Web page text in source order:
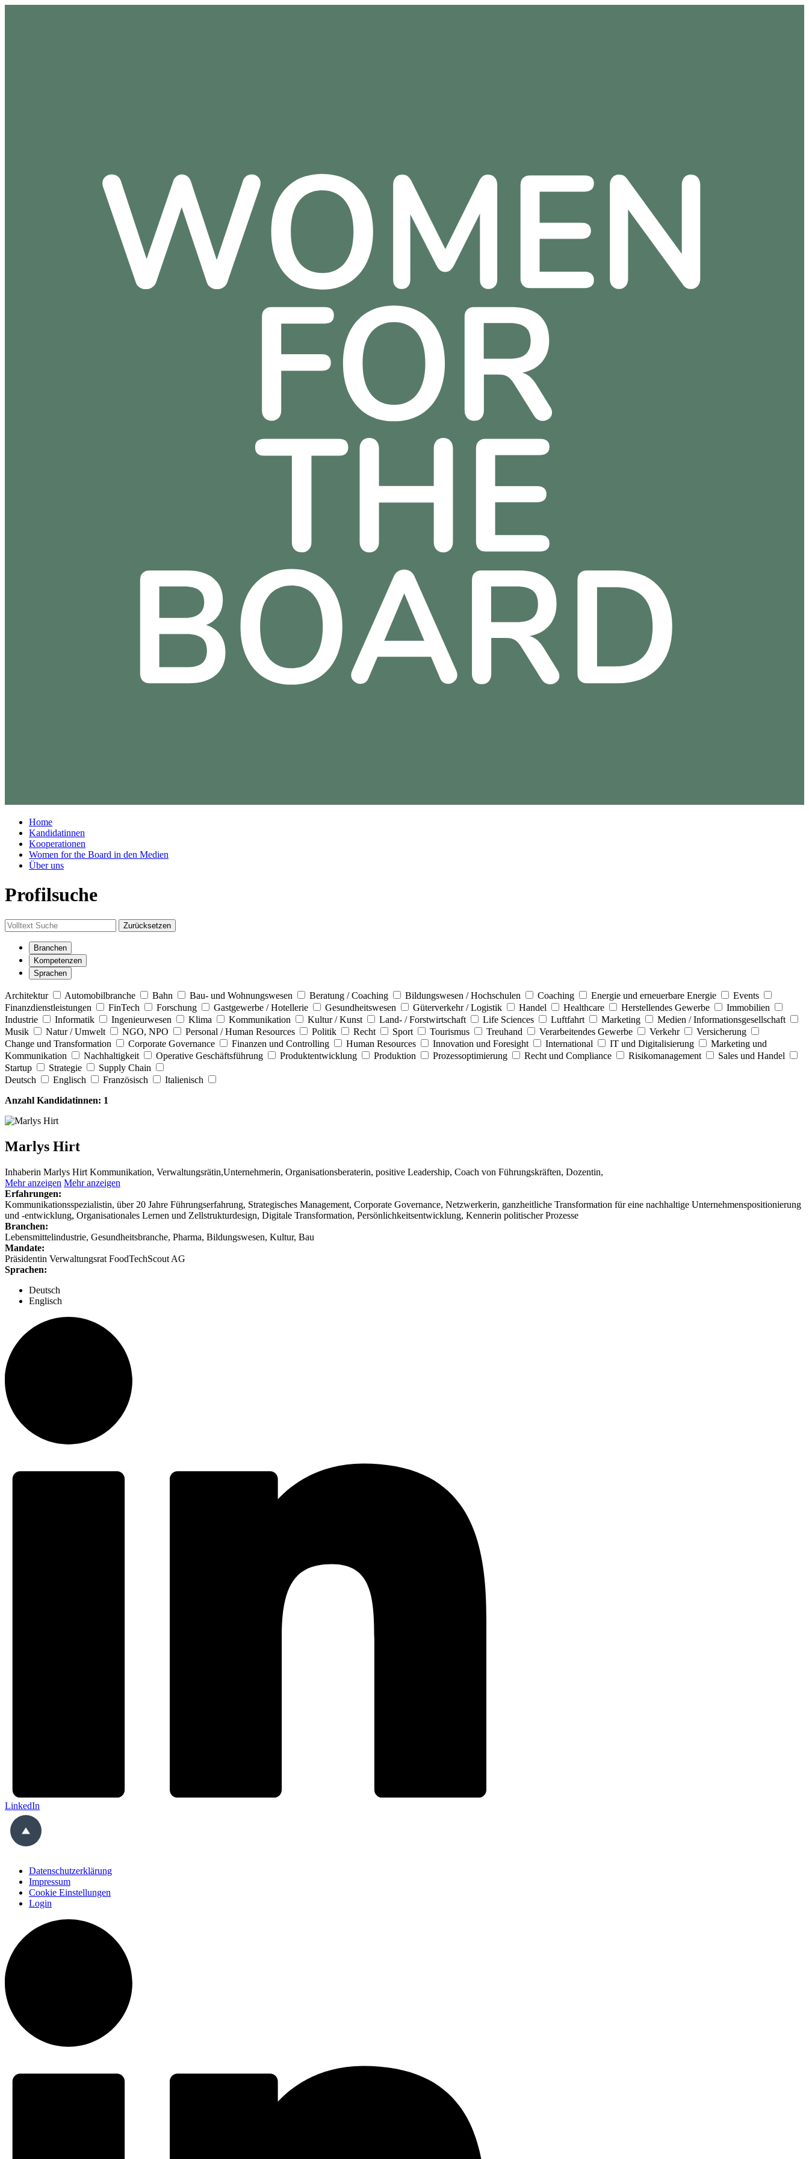
Home
Kandidatinnen
Kooperationen
Women for the Board in den Medien
Über uns
Profilsuche
Zurücksetzen
Branchen
Kompetenzen
Sprachen
Architektur Automobilbranche Bahn Bau- und Wohnungswesen Beratung / Coaching Bildungswesen / Hochschulen Coaching Energie und erneuerbare Energie
Events
Finanzdienstleistungen
FinTech Forschung Gastgewerbe / Hotellerie Gesundheitswesen Güterverkehr / Logistik Handel Healthcare Herstellendes Gewerbe
Immobilien
Industrie
Informatik Ingenieurwesen Klima Kommunikation Kultur / Kunst Land- / Forstwirtschaft Life Sciences Luftfahrt Marketing
Medien / Informationsgesellschaft
Musik
Natur / Umwelt NGO, NPO Personal / Human Resources Politik Recht Sport Tourismus Treuhand Verarbeitendes Gewerbe Verkehr
Versicherung
Change und Transformation
Corporate Governance Finanzen und Controlling Human Resources Innovation und Foresight International IT und Digitalisierung
Marketing und
Kommunikation
Nachhaltigkeit Operative Geschäftsführung Produktentwicklung Produktion Prozessoptimierung Recht und Compliance Risikomanagement
Sales und Handel
Startup
Strategie
Supply Chain
Deutsch
Englisch Französisch
Italienisch
Anzahl Kandidatinnen: 1
Marlys Hirt
Inhaberin Marlys Hirt Kommunikation, Verwaltungsrätin,Unternehmerin, Organisationsberaterin, positive Leadership, Coach von Führungskräften, Dozentin,
Mehr anzeigen Mehr anzeigen
Erfahrungen:
Kommunikationsspezialistin, über 20 Jahre Führungserfahrung, Strategisches Management, Corporate Governance, Netzwerkerin, ganzheitliche Transformation für eine nachhaltige Unternehmenspositionierung
und -entwicklung, Organisationales Lernen und Zellstrukturdesign, Digitale Transformation, Persönlichkeitsentwicklung, Kennerin politischer Prozesse
Branchen:
Lebensmittelindustrie, Gesundheitsbranche, Pharma, Bildungswesen, Kultur, Bau
Mandate:
Präsidentin Verwaltungsrat FoodTechScout AG
Sprachen:
Deutsch
Englisch
LinkedIn
Datenschutzerklärung
Impressum
Cookie Einstellungen
Login